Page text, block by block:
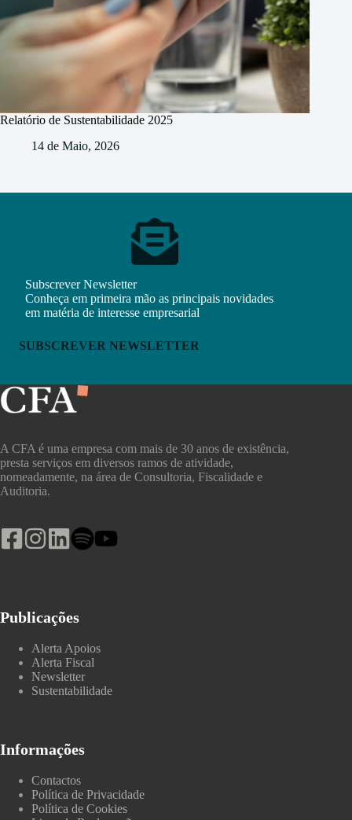
Relatório de Sustentabilidade 2025
14 de Maio, 2026
Subscrever Newsletter
Conheça em primeira mão as principais novidades
em matéria de interesse empresarial
SUBSCREVER NEWSLETTER
A CFA é uma empresa com mais de 30 anos de existência,
presta serviços em diversos ramos de atividade,
nomeadamente, na área de Consultoria, Fiscalidade e
Auditoria.
Publicações
Alerta Apoios
Alerta Fiscal
Newsletter
Sustentabilidade
Informações
Contactos
Política de Privacidade
Política de Cookies